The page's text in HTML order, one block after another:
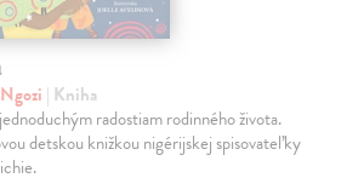
| Kniha
radostiam rodinného života.
detskou knižkou nigérijskej spisovateľky